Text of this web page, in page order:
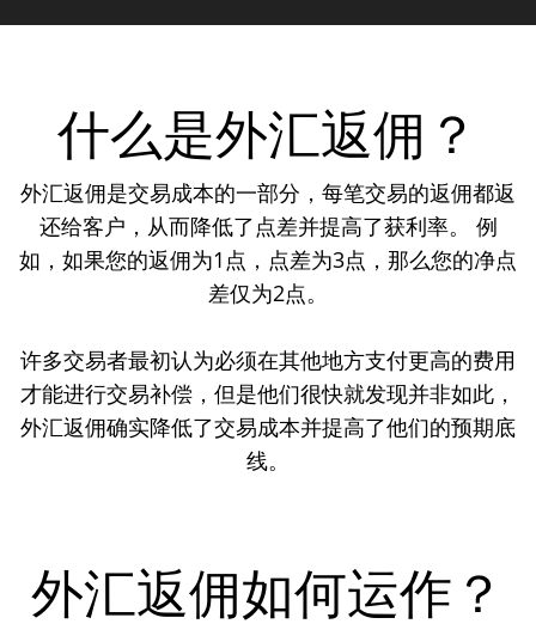
什么是外汇返佣？
外汇返佣是交易成本的一部分，每笔交易的返佣都返
还给客户，从而降低了点差并提高了获利率。 例
如，如果您的返佣为1点，点差为3点，那么您的净点
差仅为2点。
许多交易者最初认为必须在其他地方支付更高的费用
才能进行交易补偿，但是他们很快就发现并非如此，
外汇返佣确实降低了交易成本并提高了他们的预期底
线。
外汇返佣如何运作？